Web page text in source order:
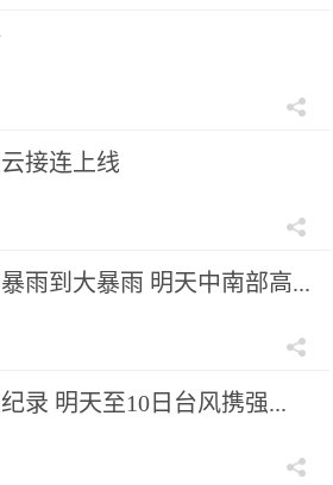
接连上线
雨到大暴雨 明天中南部高...
录 明天至10日台风携强...